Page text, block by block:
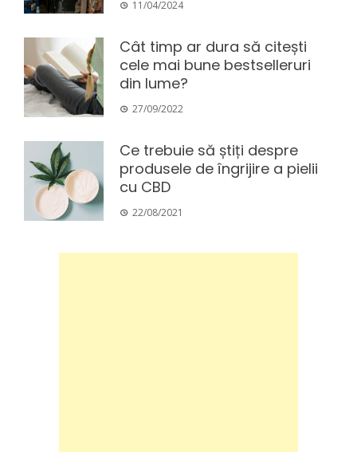
11/04/2024
Cât timp ar dura să citești
cele mai bune bestselleruri
din lume?
27/09/2022
Ce trebuie să știți despre
produsele de îngrijire a pielii
cu CBD
22/08/2021